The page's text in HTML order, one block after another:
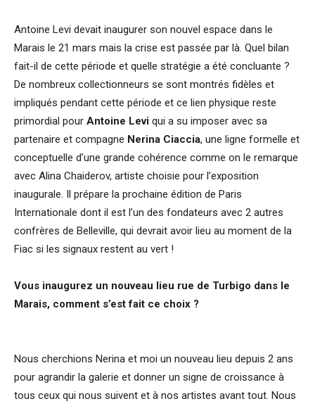
Antoine Levi devait inaugurer son nouvel espace dans le
Marais le 21 mars mais la crise est passée par là. Quel bilan
fait-il de cette période et quelle stratégie a été concluante ?
De nombreux collectionneurs se sont montrés fidèles et
impliqués pendant cette période et ce lien physique reste
primordial pour Antoine Levi qui a su imposer avec sa
partenaire et compagne Nerina Ciaccia, une ligne formelle et
conceptuelle d’une grande cohérence comme on le remarque
avec Alina Chaiderov, artiste choisie pour l’exposition
inaugurale. Il prépare la prochaine édition de Paris
Internationale dont il est l’un des fondateurs avec 2 autres
confrères de Belleville, qui devrait avoir lieu au moment de la
Fiac si les signaux restent au vert !
Vous inaugurez un nouveau lieu rue de Turbigo dans le
Marais, comment s’est fait ce choix ?
Nous cherchions Nerina et moi un nouveau lieu depuis 2 ans
pour agrandir la galerie et donner un signe de croissance à
tous ceux qui nous suivent et à nos artistes avant tout. Nous